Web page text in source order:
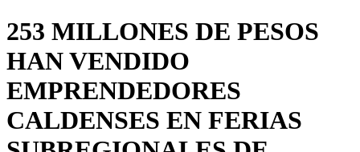
253 MILLONES DE PESOS
HAN VENDIDO
EMPRENDEDORES
CALDENSES EN FERIAS